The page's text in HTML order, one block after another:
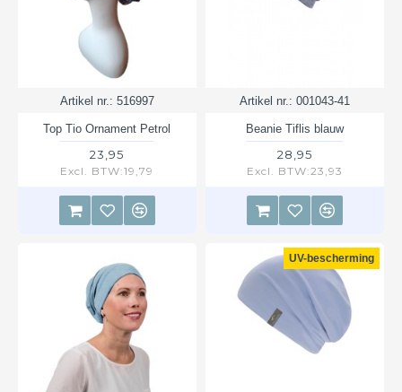
Artikel nr.: 516997
Top Tio Ornament Petrol
23,95
Excl. BTW:19,79
Artikel nr.: 001043-41
Beanie Tiflis blauw
28,95
Excl. BTW:23,93
UV-bescherming